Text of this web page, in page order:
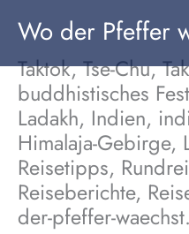
Inhalt
springen
Wo der Pfeffer
Taktok, Tse-Chu,
buddhistisches
Ladakh, Indien,
Himalaja-Gebirge,
Reisetipps,
Reiseberichte,
der-pfeffer-